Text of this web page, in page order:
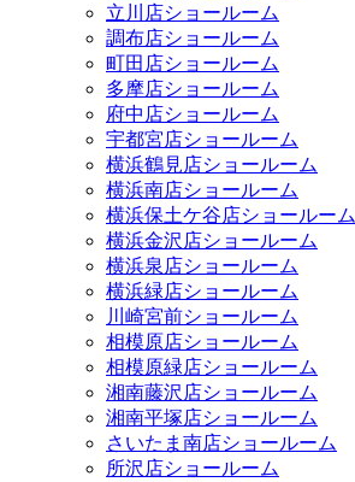
立川店ショールーム
調布店ショールーム
町田店ショールーム
多摩店ショールーム
府中店ショールーム
宇都宮店ショールーム
横浜鶴見店ショールーム
横浜南店ショールーム
横浜保土ケ谷店ショールーム
横浜金沢店ショールーム
横浜泉店ショールーム
横浜緑店ショールーム
川崎宮前ショールーム
相模原店ショールーム
相模原緑店ショールーム
湘南藤沢店ショールーム
湘南平塚店ショールーム
さいたま南店ショールーム
所沢店ショールーム